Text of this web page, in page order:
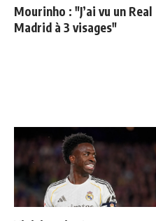
Mourinho : "J’ai vu un Real
Madrid à 3 visages"